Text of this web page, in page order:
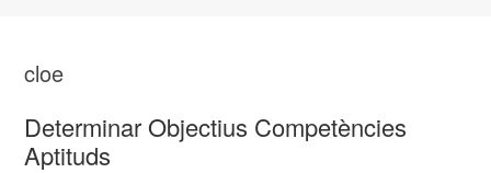
cloe
Determinar Objectius Competències
Aptituds